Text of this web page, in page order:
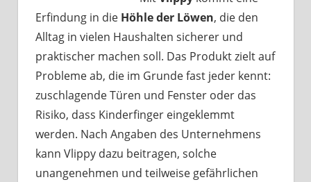
Erfindung in die Höhle der Löwen, die den
Alltag in vielen Haushalten sicherer und
praktischer machen soll. Das Produkt zielt auf
Probleme ab, die im Grunde fast jeder kennt:
zuschlagende Türen und Fenster oder das
Risiko, dass Kinderfinger eingeklemmt
werden. Nach Angaben des Unternehmens
kann Vlippy dazu beitragen, solche
unangenehmen und teilweise gefährlichen